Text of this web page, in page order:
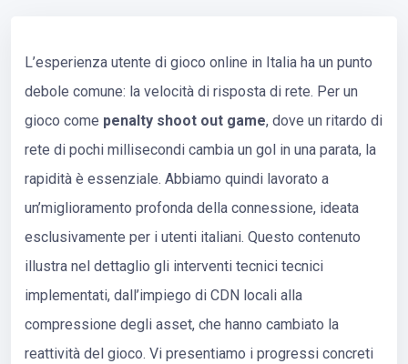
L’esperienza utente di gioco online in Italia ha un punto
debole comune: la velocità di risposta di rete. Per un
gioco come penalty shoot out game, dove un ritardo di
rete di pochi millisecondi cambia un gol in una parata, la
rapidità è essenziale. Abbiamo quindi lavorato a
un’miglioramento profonda della connessione, ideata
esclusivamente per i utenti italiani. Questo contenuto
illustra nel dettaglio gli interventi tecnici tecnici
implementati, dall’impiego di CDN locali alla
compressione degli asset, che hanno cambiato la
reattività del gioco. Vi presentiamo i progressi concreti